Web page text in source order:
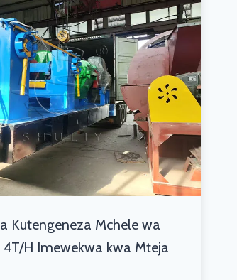
Kutengeneza Mchele wa
4T/H Imewekwa kwa Mteja